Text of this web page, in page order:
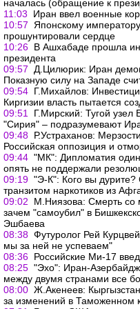
началась (обращение к
11:03
Иран ввел военные
10:57
Японскому
прошунтировали сердце
10:26 В Ашхабаде прошла
президента
09:57
Д.Цилюрик: Иран
Показную силу на Западе
09:54 Г.Михайлов:
Киргизии власть пытается
09:51
Г.Мирский: Тугой узел
"Сирия" – подразумевают
09:48 Р.Устраханов:
Российская оппозиция и
09:44 "МК": Дипломатия
опять не поддержали
09:19 "Э-К": Кого вы
транзитом наркотиков из
09:02
М.Ниязова: Смерть со
зачем "самоубил" в
Эшбаева
08:38 Футуролог Рей
мы за ней не успеваем"
08:36 Российские Ми-17
08:25 "Эхо": Иран-
между двумя странами все
08:00 Ж.Акенеев:
за изменений в Таможенном